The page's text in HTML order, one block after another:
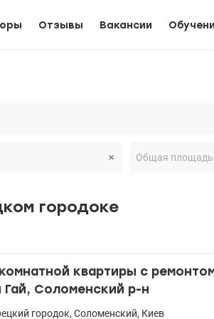
Отзывы Вакансии
городоке
квартиры с
Гай, Соломенский р-н
городок, Соломенский, Киев